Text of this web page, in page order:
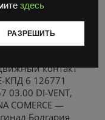
здесь
РАЗРЕШИТЬ
ЕП 001 / ЕП 006 /
Погрузчик ЕВ 717
контакт
КПД 6 126771
03.00 DI-VENT,
COMERCE —
Болгария